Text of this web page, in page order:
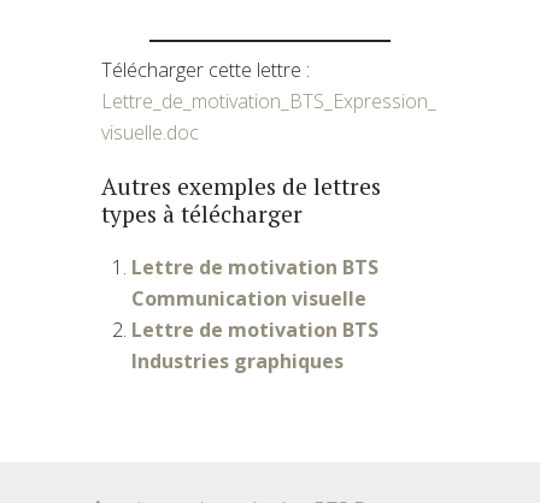
Télécharger cette lettre :
Lettre_de_motivation_BTS_Expression_
visuelle.doc
Autres exemples de lettres
types à télécharger
Lettre de motivation BTS
Communication visuelle
Lettre de motivation BTS
Industries graphiques